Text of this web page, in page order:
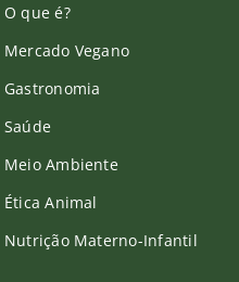
O que é?
Mercado Vegano
Gastronomia
Saúde
Meio Ambiente
Ética Animal
Nutrição Materno-Infantil